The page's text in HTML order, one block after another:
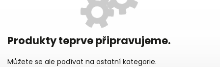
Produkty teprve připravujeme.
Můžete se ale podívat na ostatní kategorie.